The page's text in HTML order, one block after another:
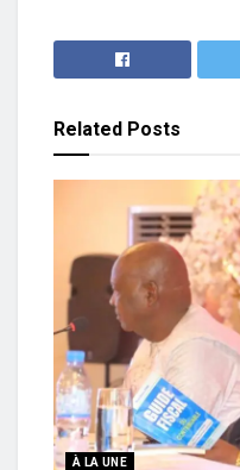
Related Posts
À LA UNE